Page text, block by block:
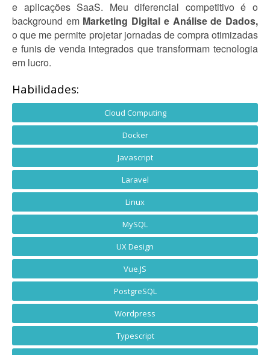
e aplicações SaaS. Meu diferencial competitivo é o
background em Marketing Digital e Análise de Dados,
o que me permite projetar jornadas de compra otimizadas
e funis de venda integrados que transformam tecnologia
em lucro.
Habilidades:
Cloud Computing
Docker
Javascript
Laravel
Linux
MySQL
UX Design
Vue.JS
PostgreSQL
Wordpress
Typescript